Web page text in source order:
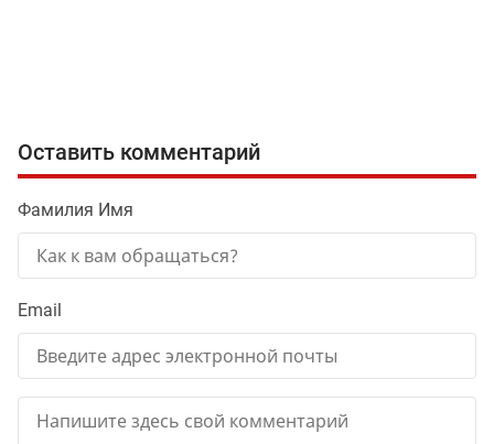
Оставить комментарий
Фамилия Имя
Email